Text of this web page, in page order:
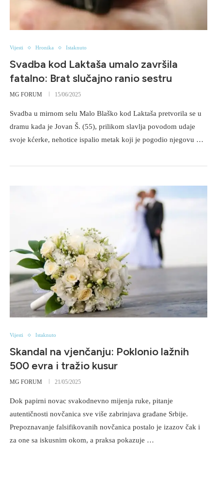
Vijesti Hronika Istaknuto
Svadba kod Laktaša umalo završila
fatalno: Brat slučajno ranio sestru
MG FORUM 15/06/2025
Svadba u mirnom selu Malo Blaško kod Laktaša pretvorila se u
dramu kada je Jovan Š. (55), prilikom slavlja povodom udaje
svoje kćerke, nehotice ispalio metak koji je pogodio njegovu …
Vijesti Istaknuto
Skandal na vjenčanju: Poklonio lažnih
500 evra i tražio kusur
MG FORUM 21/05/2025
Dok papirni novac svakodnevno mijenja ruke, pitanje
autentičnosti novčanica sve više zabrinjava građane Srbije.
Prepoznavanje falsifikovanih novčanica postalo je izazov čak i
za one sa iskusnim okom, a praksa pokazuje …